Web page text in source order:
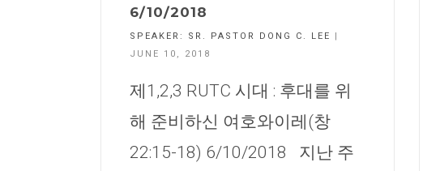
6/10/2018
SPEAKER: SR. PASTOR DONG C. LEE
|
JUNE 10, 2018
제1,2,3 RUTC 시대 : 후대를 위
해 준비하신 여호와이레(창
22:15-18) 6/10/2018 지난 주